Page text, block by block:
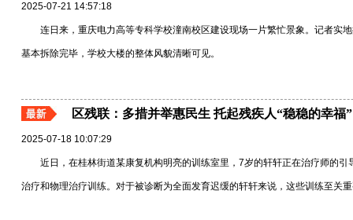
2025-07-21 14:57:18
连日来，重庆电力高等专科学校潼南校区建设现场一片繁忙景象。记者实
基本拆除完毕，学校大楼的整体风貌清晰可见。
区残联：多措并举惠民生 托起残疾人“稳稳的幸福”
2025-07-18 10:07:29
近日，在桂林街道某康复机构明亮的训练室里，7岁的轩轩正在治疗师的引
治疗和物理治疗训练。对于被诊断为全面发育迟缓的轩轩来说，这些训练至关